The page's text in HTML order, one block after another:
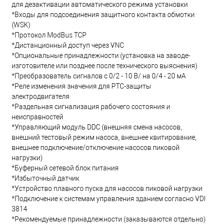
для дезактивации автоматического режима установки
*Входы для подсоединения защитного контакта обмотки
(WSK)
*Протокол ModBus TCP
*Дистанционный доступ через VNC
*Опциональные принадлежности (установка на заводе-
изготовителе или позднее после технического выяснения)
*Преобразователь сигналов с 0/2 - 10 В/ на 0/4 - 20 мА
*Реле изменения значения для PTC-защиты
электродвигателя
*Раздельная сигнализация рабочего состояния и
неисправностей
*Управляющий модуль DDC (внешняя смена насосов,
внешний тестовый режим насоса, внешнее квитирование,
внешнее подключение/отключение насосов пиковой
нагрузки)
*Буферный сетевой блок питания
*Избыточный датчик
*Устройство плавного пуска для насосов пиковой нагрузки
*Подключение к системам управления зданием согласно VDI
3814
*Рекомендуемые принадлежности (заказываются отдельно)